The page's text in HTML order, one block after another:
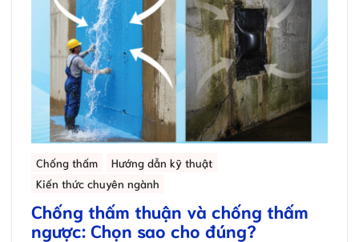
Chống thấm
Hướng dẫn kỹ thuật
Kiến thức chuyên ngành
Chống thấm thuận và chống thấm
ngược: Chọn sao cho đúng?